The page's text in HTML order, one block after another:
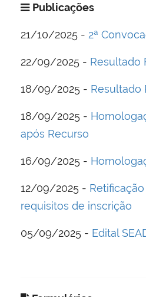
Publicações
21/10/2025 - 2ª
22/09/2025 - Resultado
18/09/2025 - Resultado
18/09/2025 -
após Recurso
16/09/2025 -
12/09/2025 -
requisitos de inscrição
05/09/2025 - Edital